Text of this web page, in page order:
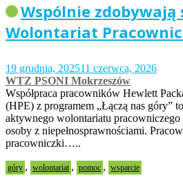
Wspólnie zdobywają
Wolontariat
19 grudnia, 202511 czerwca, 2026
WTZ PSONI Mokrzeszów
Współpraca pracowników Hewlett
(HPE) z programem „Łączą nas góry”
aktywnego wolontariatu pracowniczego
osoby z niepełnosprawnościami.
pracowniczki…..
góry , wolontariat , pomoc , wsparcie